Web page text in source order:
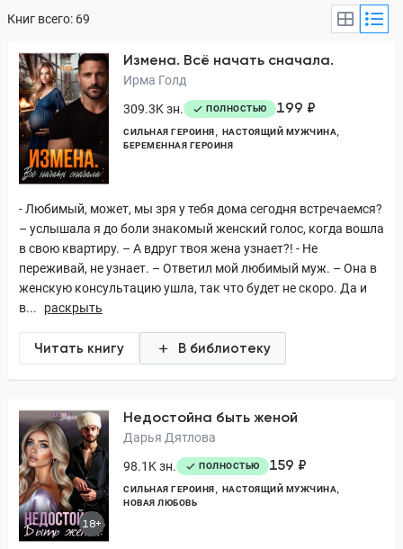
Книг всего: 69
Измена. Всё начать сначала.
Ирма Голд
309.3K зн.
ПОЛНОСТЬЮ 199 ₽
СИЛЬНАЯ ГЕРОИНЯ
НАСТОЯЩИЙ МУЖЧИНА
БЕРЕМЕННАЯ ГЕРОИНЯ
- Любимый, может, мы зря у тебя дома сегодня встречаемся?
– услышала я до боли знакомый женский голос, когда вошла
в свою квартиру. – А вдруг твоя жена узнает?! - Не
переживай, не узнает. – Ответил мой любимый муж. – Она в
женскую консультацию ушла, так что будет не скоро. Да и
в...
раскрыть
Читать книгу В библиотеку
18+
Недостойна быть женой
Дарья Дятлова
98.1K зн.
ПОЛНОСТЬЮ 159 ₽
СИЛЬНАЯ ГЕРОИНЯ
НАСТОЯЩИЙ МУЖЧИНА
НОВАЯ ЛЮБОВЬ